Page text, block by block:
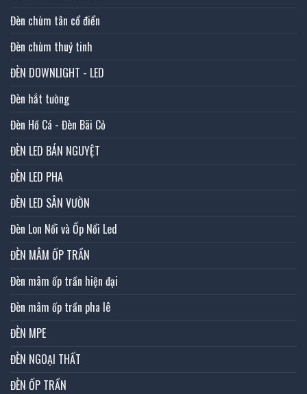
Đèn chùm tân cổ điển
Đèn chùm thuỷ tinh
ĐÈN DOWNLIGHT - LED
Đèn hắt tường
Đèn Hồ Cá - Đèn Bãi Cỏ
ĐÈN LED BÁN NGUYỆT
ĐÈN LED PHA
ĐÈN LED SÂN VƯỜN
Đèn Lon Nổi và Ốp Nổi Led
ĐÈN MÂM ỐP TRẦN
Đèn mâm ốp trần hiện đại
Đèn mâm ốp trần pha lê
ĐÈN MPE
ĐÈN NGOẠI THẤT
ĐÈN ỐP TRẦN